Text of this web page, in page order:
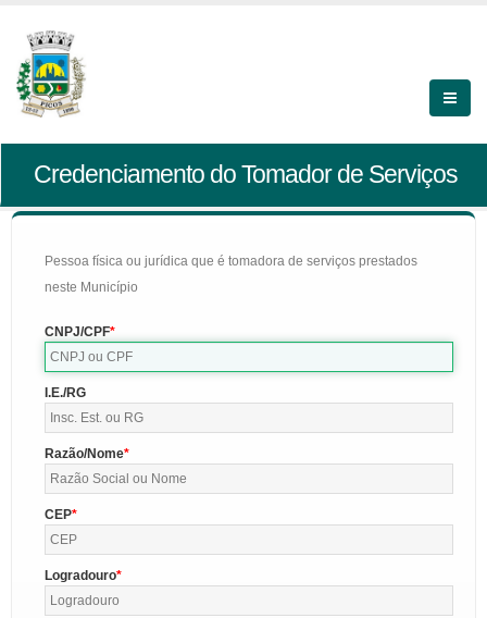
Credenciamento do Tomador de Serviços
Pessoa física ou jurídica que é tomadora de serviços prestados
neste Município
CNPJ/CPF
I.E./RG
Razão/Nome
CEP
Logradouro